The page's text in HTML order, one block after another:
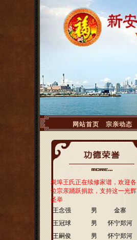
网站首页 宗亲动态
炭埠王氏正在续修家谱，欢迎各
位宗亲踊跃捐款，支持这一光辉
圣举
· 王念强 男
金寨
· 王冠球 男
怀宁郑河
· 王嗣俊 男
怀宁郑河